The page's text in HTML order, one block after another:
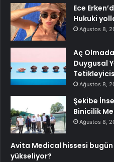
Ece
Hukuki
Ağustos 8,
Aç
Duygusal
Ağustos 8,
Şekibe
Binicilik
Ağustos 8,
Avita Medical hissesi
yükseliyor?